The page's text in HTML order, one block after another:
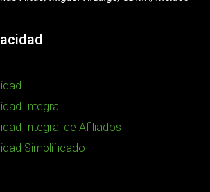
Integral
Integral de Afiliados
Simplificado